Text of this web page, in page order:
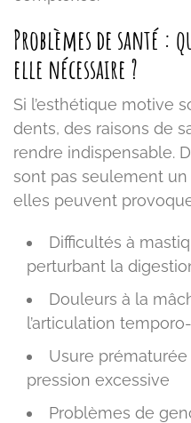
Problèmes de santé :
elle nécessaire ?
Si l’esthétique motive
dents, des raisons de
rendre indispensable.
sont pas seulement
elles peuvent
Difficultés à
perturbant la
Douleurs à la
l’articulation
Usure
pression excessive
Problèmes de